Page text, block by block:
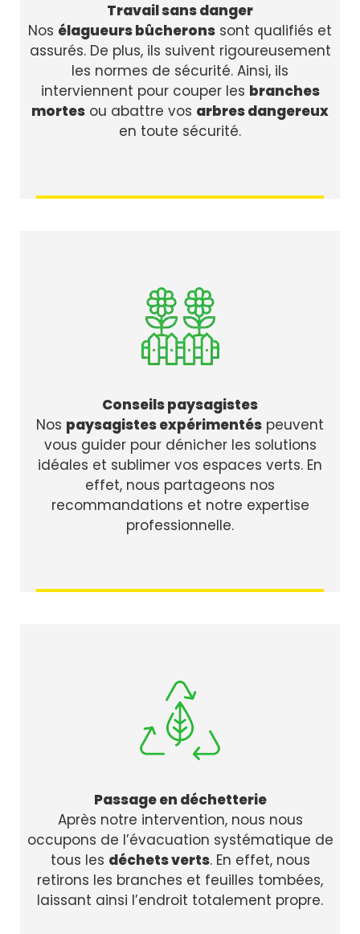
Travail sans danger
Nos élagueurs bûcherons sont qualifiés et
assurés. De plus, ils suivent rigoureusement
les normes de sécurité. Ainsi, ils
interviennent pour couper les branches
mortes ou abattre vos arbres dangereux
en toute sécurité.
Conseils paysagistes
Nos paysagistes expérimentés peuvent
vous guider pour dénicher les solutions
idéales et sublimer vos espaces verts. En
effet, nous partageons nos
recommandations et notre expertise
professionnelle.
Passage en déchetterie
Après notre intervention, nous nous
occupons de l’évacuation systématique de
tous les déchets verts. En effet, nous
retirons les branches et feuilles tombées,
laissant ainsi l’endroit totalement propre.